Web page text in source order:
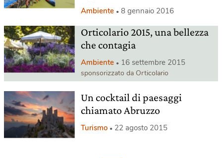
Ambiente 8 gennaio 2016
Orticolario 2015, una bellezza
che contagia
Ambiente 16 settembre 2015
sponsorizzato da Orticolario
Un cocktail di paesaggi
chiamato Abruzzo
Turismo 22 agosto 2015